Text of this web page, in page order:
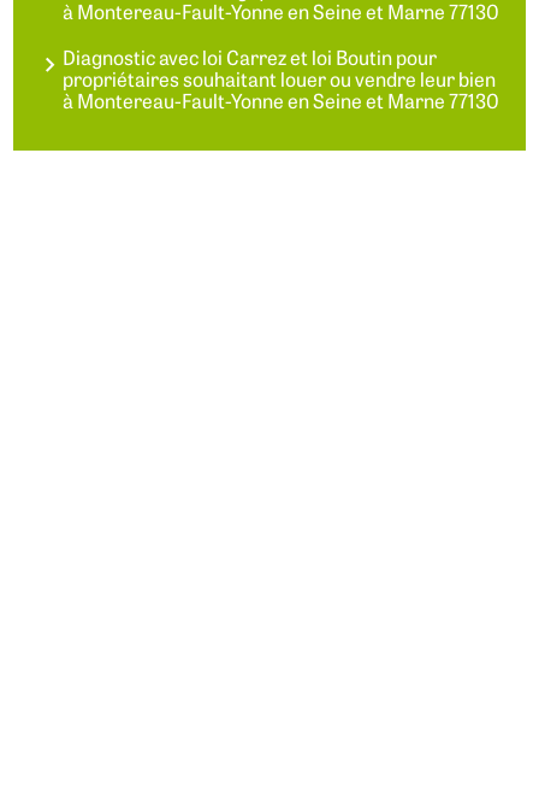
à Montereau-Fault-Yonne en Seine et Marne 77130
Diagnostic avec loi Carrez et loi Boutin pour
propriétaires souhaitant louer ou vendre leur bien
à Montereau-Fault-Yonne en Seine et Marne 77130